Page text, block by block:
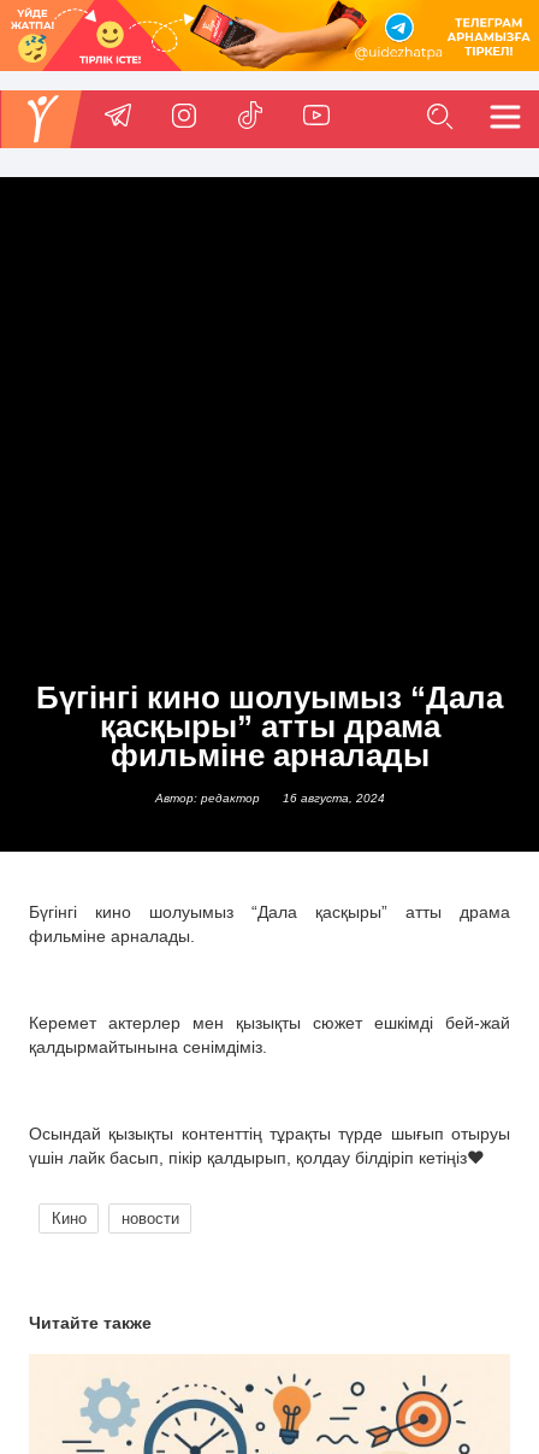
Бүгінгі кино шолуымыз “Дала
қасқыры” атты драма
фильміне арналады
Автор: редактор 16 августа, 2024
Бүгінгі кино шолуымыз “Дала қасқыры” атты драма
фильміне арналады.
Керемет актерлер мен қызықты сюжет ешкімді бей-жай
қалдырмайтынына сенімдіміз.
Осындай қызықты контенттің тұрақты түрде шығып отыруы
үшін лайк басып, пікір қалдырып, қолдау білдіріп кетіңіз❤
Кино новости
Читайте также